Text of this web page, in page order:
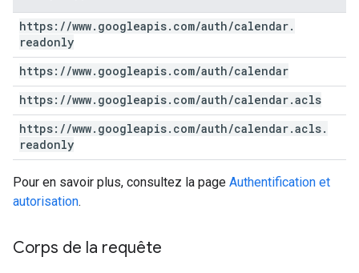
https: //www. googleapis. com/auth/calendar.
readonly
https: //www. googleapis. com/auth/calendar
https: //www. googleapis. com/auth/calendar.acls
https: //www. googleapis. com/auth/calendar.acls.
readonly
Pour en savoir plus, consultez la page Authentification et
autorisation.
Corps de la requête